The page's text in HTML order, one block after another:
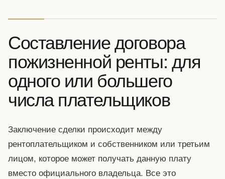
Составление договора
пожизненной ренты: для
одного или большего
числа плательщиков
Заключение сделки происходит между
рентоплательщиком и собственником или третьим
лицом, которое может получать данную плату
вместо официального владельца. Все это